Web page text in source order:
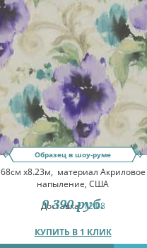
Образец в шоу-руме
68см x8.23м, материал Акриловое
напыление, США
Доставка:12.08
КУПИТЬ В 1 КЛИК
9 390 руб.